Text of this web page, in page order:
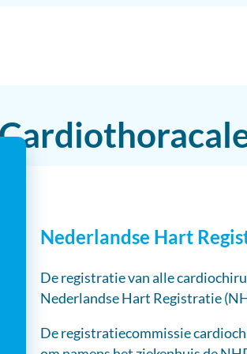
Nederlandse Hart
De registratie van alle
Nederlandse Hart Registratie
De registratiecommissie